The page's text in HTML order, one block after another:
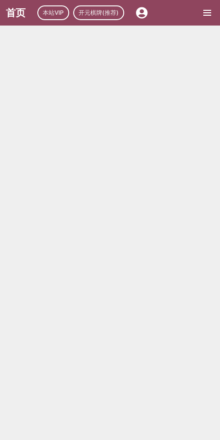
首页 本站VIP 开元棋牌(推荐)